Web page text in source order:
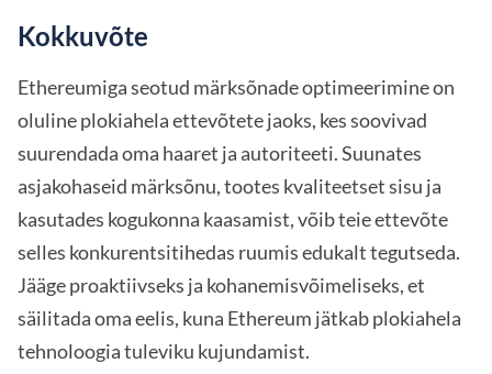
Kokkuvõte
Ethereumiga seotud märksõnade optimeerimine on
oluline plokiahela ettevõtete jaoks, kes soovivad
suurendada oma haaret ja autoriteeti. Suunates
asjakohaseid märksõnu, tootes kvaliteetset sisu ja
kasutades kogukonna kaasamist, võib teie ettevõte
selles konkurentsitihedas ruumis edukalt tegutseda.
Jääge proaktiivseks ja kohanemisvõimeliseks, et
säilitada oma eelis, kuna Ethereum jätkab plokiahela
tehnoloogia tuleviku kujundamist.